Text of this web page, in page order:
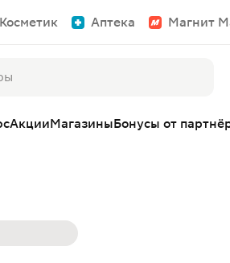
Аптека Магнит
АкцииМагазиныБонусы от